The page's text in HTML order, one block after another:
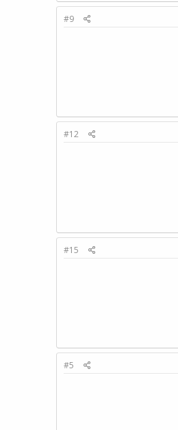
#9
#12
#15
#5